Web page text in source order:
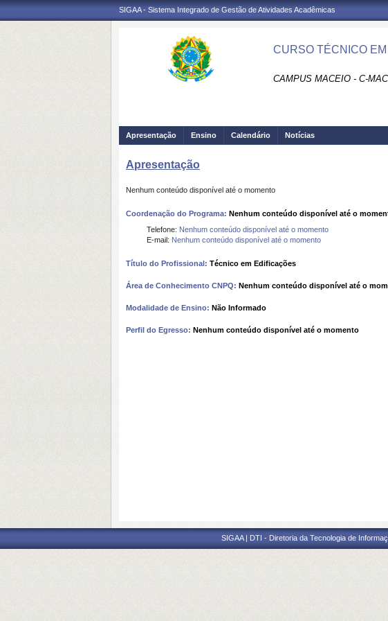
SIGAA - Sistema Integrado de Gestão de Atividades Acadêmicas
CURSO TÉCNICO
CAMPUS MACEIO - C-
Apresentação Ensino Calendário Notícias
Apresentação
Nenhum conteúdo disponível até o momento
Coordenação do Programa: Nenhum conteúdo disponível até o
Telefone: Nenhum conteúdo disponível até o momento
E-mail: Nenhum conteúdo disponível até o momento
Título do Profissional: Técnico em Edificações
Área de Conhecimento CNPQ: Nenhum conteúdo disponível até o
Modalidade de Ensino: Não Informado
Perfil do Egresso: Nenhum conteúdo disponível até o momento
SIGAA | DTI - Diretoria da Tecnologia de